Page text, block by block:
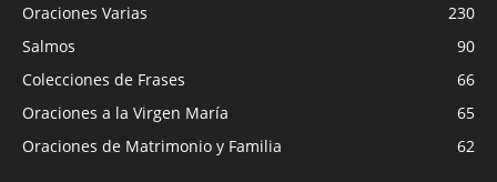
Oraciones Varias
230
Salmos
90
Colecciones de Frases
66
Oraciones a la Virgen María
65
Oraciones de Matrimonio y Familia
62